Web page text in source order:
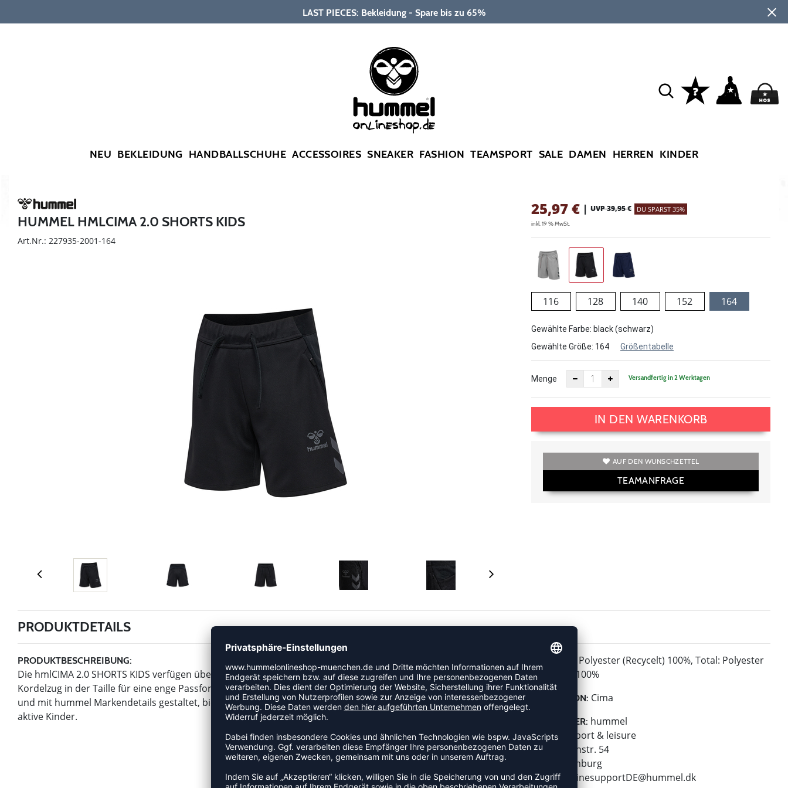
LAST PIECES: Bekleidung - Spare bis zu 65%
NEU BEKLEIDUNG HANDBALLSCHUHE ACCESSOIRES SNEAKER FASHION TEAMSPORT SALE DAMEN HERREN KINDER
HUMMEL HMLCIMA 2.0 SHORTS KIDS
Art.Nr.: 227935-2001-164
25,97€ | UVP 39,95 € DU SPARST 35%
inkl. 19 % MwSt.
116 128 140 152 164
Gewählte Farbe: black (schwarz)
Gewählte Größe: 164 Größentabelle
Menge Versandfertig in 2 Werktagen
IN DEN WARENKORB
AUF DEN WUNSCHZETTEL
TEAMANFRAGE
PRODUKTDETAILS
PRODUKTBESCHREIBUNG:
Die hmlCIMA 2.0 SHORTS KIDS verfügen über eine Reißverschlusstasche für sichere Aufbewahrung, einen
Kordelzug in der Taille für eine enge Passform und einen elastischen Bund für Komfort. In regulärer Passform
und mit hummel Markendetails gestaltet, bieten diese Shorts einfachen Tragekomfort und Praktikabilität für
aktive Kinder.
Polyester (Recycelt) 100%, Total: Polyester
(Recycelt) 100%
KOLLEKTION: Cima
HERSTELLER: hummel
hummel sport & leisure
Leverkusenstr. 54
22761 Hamburg
E-Mail:
onlinesupportDE@hummel.dk